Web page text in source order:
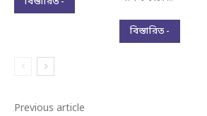
বিস্তারিত -
Previous article